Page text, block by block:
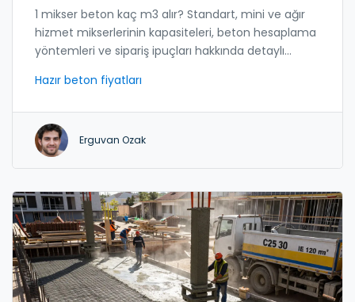
1 mikser beton kaç m3 alır? Standart, mini ve ağır
hizmet mikserlerinin kapasiteleri, beton hesaplama
yöntemleri ve sipariş ipuçları hakkında detaylı
Hazır beton fiyatları
Erguvan Ozak